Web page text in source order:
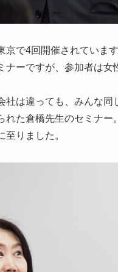
で4回開催されていま
ーですが、参加者は女
社は違っても、みんな
た倉橋先生のセミナー
りました。